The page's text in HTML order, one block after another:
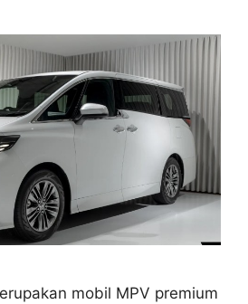
mobil MPV premium